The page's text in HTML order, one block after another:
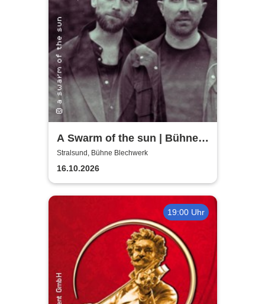
A Swarm of the sun | Bühne
Blechwerk
Stralsund, Bühne Blechwerk
16.10.2026
19:00 Uhr